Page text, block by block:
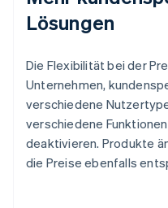
Lösungen
Die Flexibilität bei der
Unternehmen,
verschiedene
verschiedene
deaktivieren. Produkte
die Preise ebenfalls